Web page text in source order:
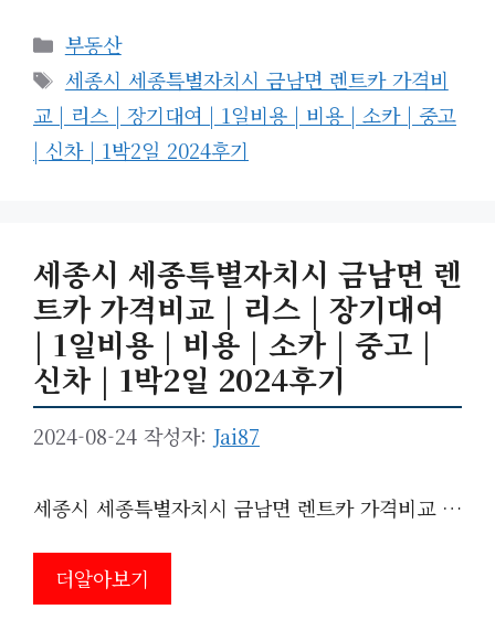
카
테
고
리
부동산
태
그
세종시 세종특별자치시 금남면 렌트카 가격비
교 | 리스 | 장기대여 | 1일비용 | 비용 | 소카 | 중고
| 신차 | 1박2일 2024후기
세종시 세종특별자치시 금남면 렌
트카 가격비교 | 리스 | 장기대여
| 1일비용 | 비용 | 소카 | 중고 |
신차 | 1박2일 2024후기
2024-08-24 작성자: Jai87
세종시 세종특별자치시 금남면 렌트카 가격비교 …
더알아보기